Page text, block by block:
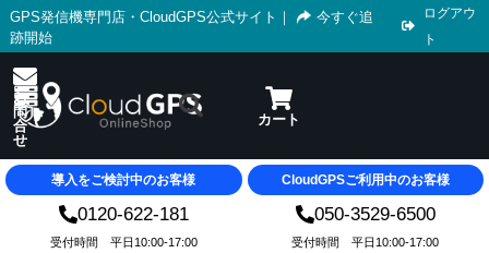
GPS発信機専門店・CloudGPS公式サイト ｜
今すぐ追
跡開始
ログアウ
ト
導入をご検討中のお客様 CloudGPSご利用中のお客様
0120-622-181 050-3529-6500
受付時間 平日10:00-17:00 受付時間 平日10:00-17:00